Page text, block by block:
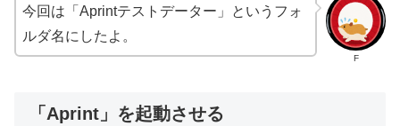
F
今回は「Aprintテストデーター」というフォ
ルダ名にしたよ。
「Aprint」を起動させる